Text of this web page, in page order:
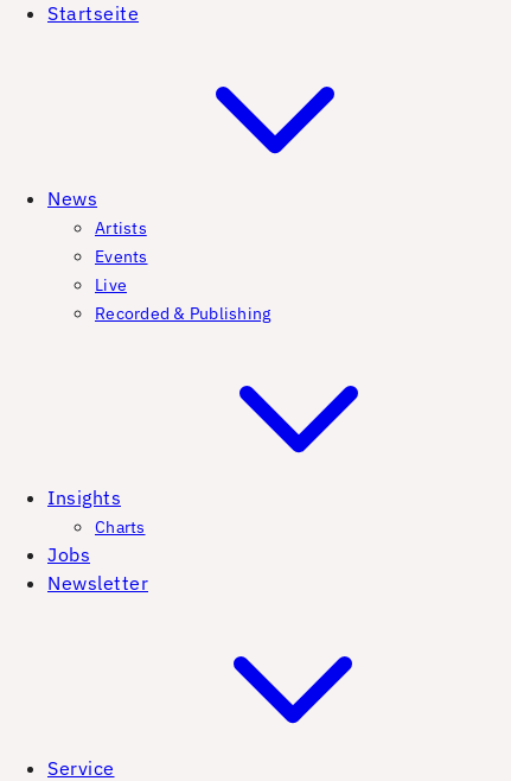
Startseite
News
Artists
Events
Live
Recorded & Publishing
Insights
Charts
Jobs
Newsletter
Service